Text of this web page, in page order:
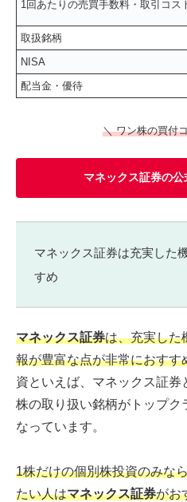
1回あたりの売買手数料・取引コス
取扱銘柄
NISA
配当金・優待
＼ ワン株の買付
マネックス証券の
マネックス証券は充実した
すめ
マネックス証券は、充実した
報が豊富な点が非常におすす
資といえば、マネックス証券
株の取り扱い銘柄がトップク
なっています。
1株だけの個別株投資のみな
たい人はマネックス証券がお